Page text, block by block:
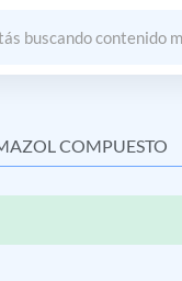
COMPUESTO